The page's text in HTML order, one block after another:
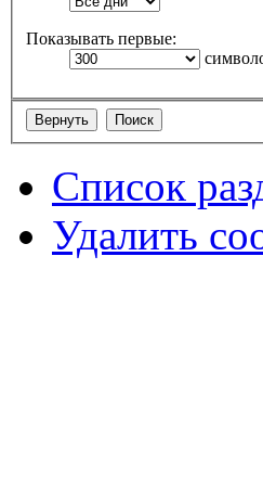
Показывать первые:
Список
Удалить